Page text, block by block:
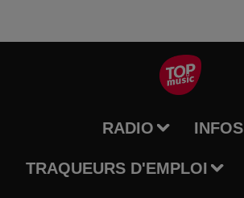
RADIO INFOS
TRAQUEURS D'EMPLOI